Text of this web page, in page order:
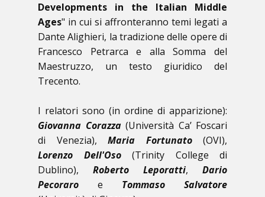
Developments in the Italian Middle
Ages" ​in cui si affronteranno temi legati a
Dante Alighieri, la tradizione delle opere di
Francesco Petrarca e alla Somma del
Maestruzzo, un testo giuridico del
Trecento.
I relatori sono (in ordine di apparizione):
Giovanna Corazza (Università Ca’ Foscari
di Venezia), Maria Fortunato (OVI),
Lorenzo Dell'Oso (Trinity College di
Dublino), Roberto Leporatti, Dario
Pecoraro e Tommaso Salvatore